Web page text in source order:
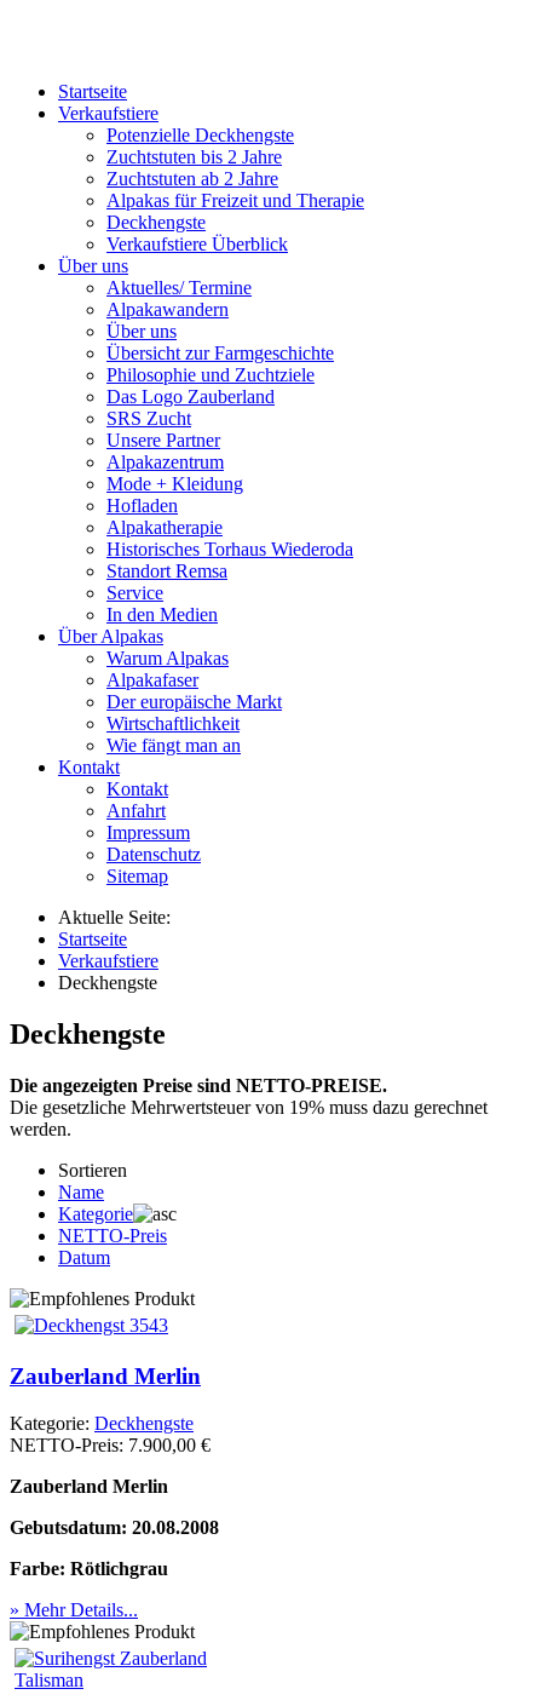
Startseite
Verkaufstiere
Po­ten­zi­elle Deckhengste
Zuchtstuten bis 2 Jahre
Zuchtstuten ab 2 Jahre
Alpakas für Freizeit und Therapie
Deckhengste
Verkaufstiere Überblick
Über uns
Aktuelles/ Termine
Alpakawandern
Über uns
Übersicht zur Farmgeschichte
Philosophie und Zuchtziele
Das Logo Zauberland
SRS Zucht
Unsere Partner
Alpakazentrum
Mode + Kleidung
Hofladen
Alpakatherapie
Historisches Torhaus Wiederoda
Standort Remsa
Service
In den Medien
Über Alpakas
Warum Alpakas
Alpakafaser
Der europäische Markt
Wirtschaftlichkeit
Wie fängt man an
Kontakt
Kontakt
Anfahrt
Impressum
Datenschutz
Sitemap
Aktuelle Seite:
Startseite
Verkaufstiere
Deckhengste
Deckhengste
Die angezeigten Preise sind NETTO-PREISE.
Die gesetzliche Mehrwertsteuer von 19% muss dazu gerechnet
werden.
Sortieren
Name
Kategorie
NETTO-Preis
Datum
Zauberland Merlin
Kategorie: Deckhengste
NETTO-Preis: 7.900,00 €
Zauberland Merlin
Gebutsdatum: 20.08.2008
Farbe: Rötlichgrau
» Mehr Details...